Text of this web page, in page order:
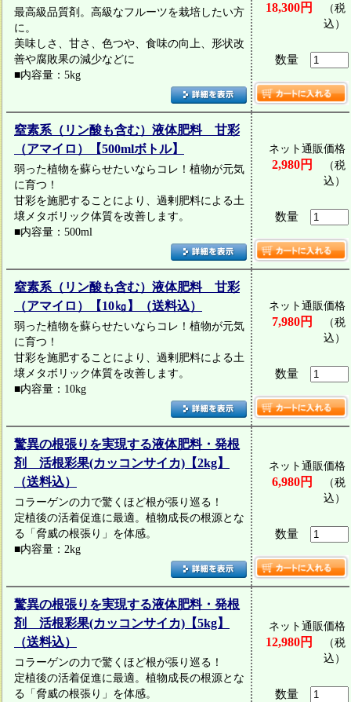
最高級品質剤。高級なフルーツを栽培したい方
に。
美味しさ、甘さ、色つや、食味の向上、形状改
善や腐敗果の減少などに
■内容量：5kg
18,300円
（税
込）
数量
窒素系（リン酸も含む）液体肥料 甘彩
（アマイロ）【500mlボトル】
弱った植物を蘇らせたいならコレ！植物が元気
に育つ！
甘彩を施肥することにより、過剰肥料による土
壌メタボリック体質を改善します。
■内容量：500ml
ネット通販価格
2,980円
（税
込）
数量
窒素系（リン酸も含む）液体肥料 甘彩
（アマイロ）【10㎏】（送料込）
弱った植物を蘇らせたいならコレ！植物が元気
に育つ！
甘彩を施肥することにより、過剰肥料による土
壌メタボリック体質を改善します。
■内容量：10kg
ネット通販価格
7,980円
（税
込）
数量
驚異の根張りを実現する液体肥料・発根
剤 活根彩果(カッコンサイカ)【2kg】
（送料込）
コラーゲンの力で驚くほど根が張り巡る！
定植後の活着促進に最適。植物成長の根源とな
る「脅威の根張り」を体感。
■内容量：2kg
ネット通販価格
6,980円
（税
込）
数量
驚異の根張りを実現する液体肥料・発根
剤 活根彩果(カッコンサイカ)【5kg】
（送料込）
コラーゲンの力で驚くほど根が張り巡る！
定植後の活着促進に最適。植物成長の根源とな
る「脅威の根張り」を体感。
ネット通販価格
12,980円
（税
込）
数量